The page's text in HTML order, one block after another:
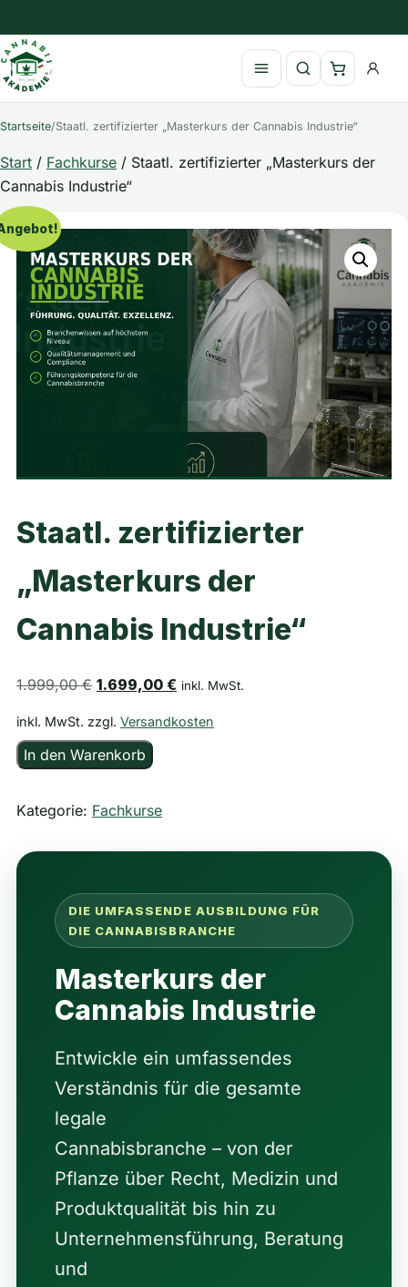
Suche öffnen
Startseite/Staatl. zertifizierter „Masterkurs der Cannabis Industrie“
Start / Fachkurse / Staatl. zertifizierter „Masterkurs der
Cannabis Industrie“
Staatl. zertifizierter
„Masterkurs der
Cannabis Industrie“
1.999,00€ Ursprünglicher Preis war: 1.999,00 €
1.699,00 € Aktueller Preis ist: 1.699,00 €.
inkl. MwSt.
inkl. MwSt. zzgl. Versandkosten
Staatl. zertifizierter "Masterkurs der Cannabis Industrie"
In den Warenkorb
Kategorie: Fachkurse
DIE UMFASSENDE AUSBILDUNG FÜR
DIE CANNABISBRANCHE
Masterkurs der
Cannabis Industrie
Entwickle ein umfassendes
Verständnis für die gesamte
legale
Cannabisbranche – von der
Pflanze über Recht, Medizin und
Produktqualität bis hin zu
Unternehmensführung, Beratung
und